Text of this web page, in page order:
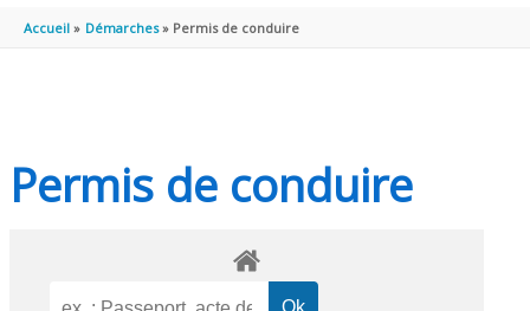
PRINCIPAL
Accueil Démarches Permis de conduire
Permis de conduire